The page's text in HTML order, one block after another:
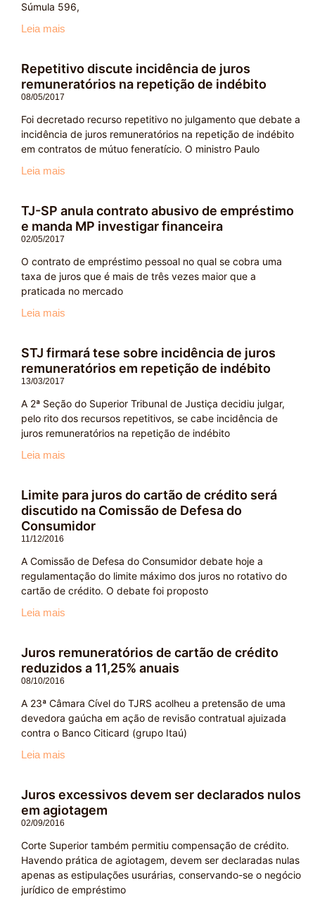
Súmula 596,
Leia mais
Repetitivo discute incidência de juros
remuneratórios na repetição de indébito
08/05/2017
Foi decretado recurso repetitivo no julgamento que debate a
incidência de juros remuneratórios na repetição de indébito
em contratos de mútuo feneratício. O ministro Paulo
Leia mais
TJ-SP anula contrato abusivo de empréstimo
e manda MP investigar financeira
02/05/2017
O contrato de empréstimo pessoal no qual se cobra uma
taxa de juros que é mais de três vezes maior que a
praticada no mercado
Leia mais
STJ firmará tese sobre incidência de juros
remuneratórios em repetição de indébito
13/03/2017
A 2ª Seção do Superior Tribunal de Justiça decidiu julgar,
pelo rito dos recursos repetitivos, se cabe incidência de
juros remuneratórios na repetição de indébito
Leia mais
Limite para juros do cartão de crédito será
discutido na Comissão de Defesa do
Consumidor
11/12/2016
A Comissão de Defesa do Consumidor debate hoje a
regulamentação do limite máximo dos juros no rotativo do
cartão de crédito. O debate foi proposto
Leia mais
Juros remuneratórios de cartão de crédito
reduzidos a 11,25% anuais
08/10/2016
A 23ª Câmara Cível do TJRS acolheu a pretensão de uma
devedora gaúcha em ação de revisão contratual ajuizada
contra o Banco Citicard (grupo Itaú)
Leia mais
Juros excessivos devem ser declarados nulos
em agiotagem
02/09/2016
Corte Superior também permitiu compensação de crédito.
Havendo prática de agiotagem, devem ser declaradas nulas
apenas as estipulações usurárias, conservando-se o negócio
jurídico de empréstimo